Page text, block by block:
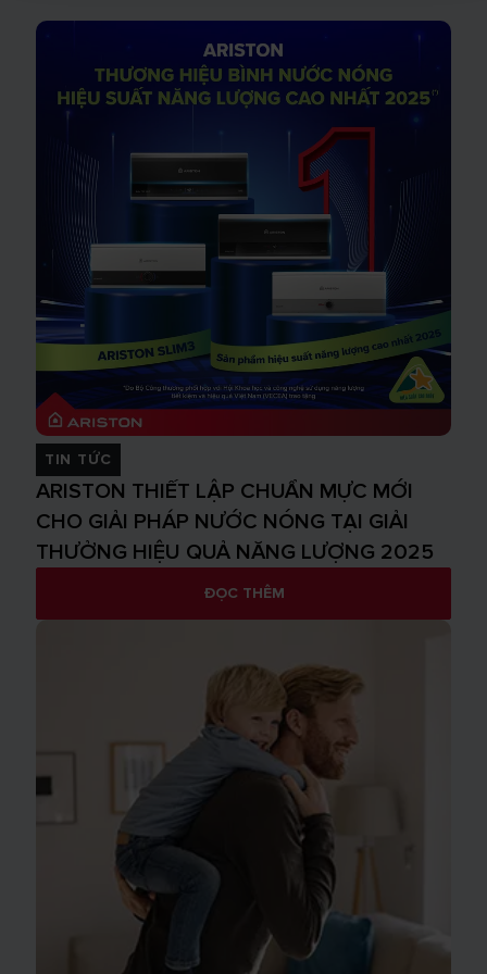
TIN TỨC
ARISTON THIẾT LẬP CHUẨN MỰC MỚI
CHO GIẢI PHÁP NƯỚC NÓNG TẠI GIẢI
THƯỞNG HIỆU QUẢ NĂNG LƯỢNG 2025
ĐỌC THÊM